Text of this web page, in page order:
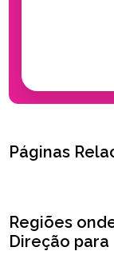
Páginas
Regiões
Direção